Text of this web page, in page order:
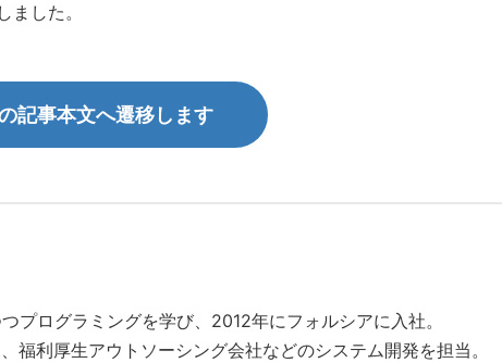
した。
記事本文へ遷移します
プログラミングを学び、2012年にフォルシアに入社。
福利厚生アウトソーシング会社などのシステム開発を担当。